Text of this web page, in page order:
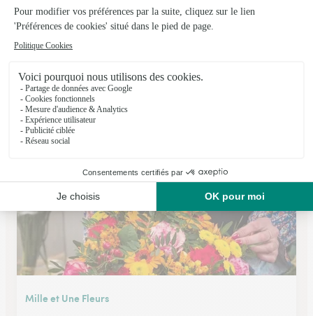
Mon Panier A Fleurs
Fourqueux
★★★★★4.9 (82)
16, rue du Maréchal Foch
Mille et Une Fleurs